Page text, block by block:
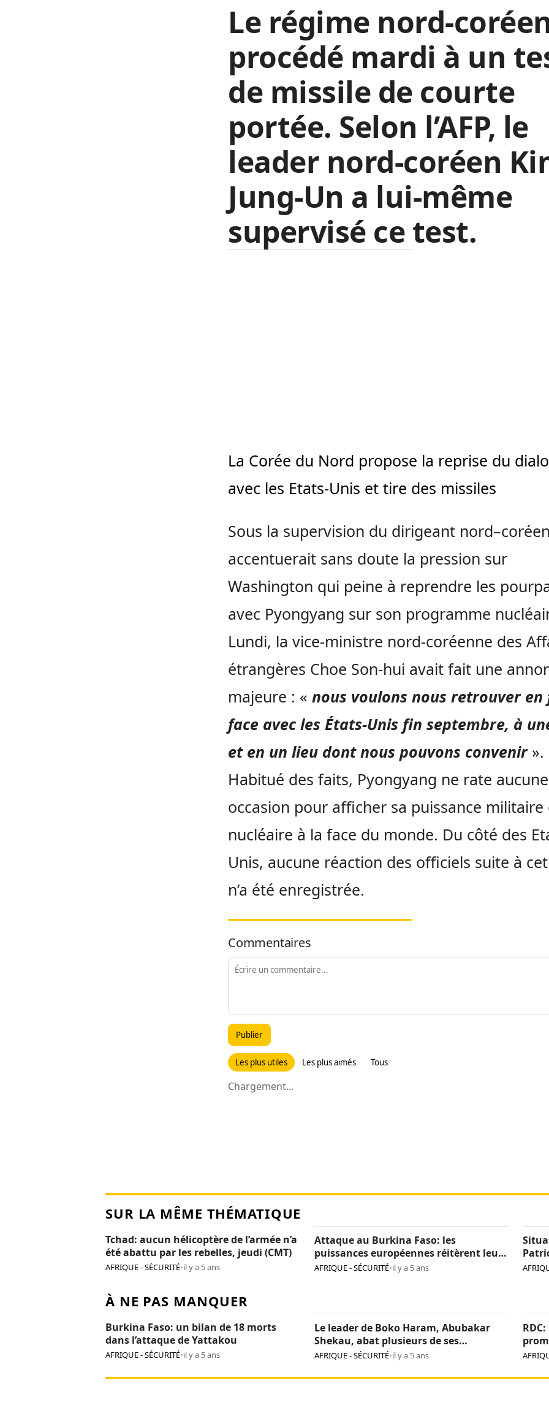
Le régime nord-
procédé mardi à un
de missile de courte
portée. Selon l’AFP, le
leader nord-coréen
Jung-Un a lui-même
supervisé ce test.
La Corée du Nord propose la reprise du
avec les Etats-Unis et tire des missiles
Sous la supervision du dirigeant
accentuerait sans doute la pression sur
Washington qui peine à reprendre les
avec Pyongyang sur son programme
Lundi, la vice-ministre nord-coréenne des
étrangères Choe Son-hui avait fait une
majeure : « nous voulons nous retrouver en
face avec les États-Unis fin septembre, à
et en un lieu dont nous pouvons convenir ».
Habitué des faits, Pyongyang ne rate aucune
occasion pour afficher sa puissance militaire
nucléaire à la face du monde. Du côté des
Unis, aucune réaction des officiels suite à
n’a été enregistrée.
Commentaires
Publier
Les plus utiles Les plus aimés Tous
Chargement...
SUR LA MÊME THÉMATIQUE
Tchad: aucun hélicoptère de l’armée n’a
été abattu par les rebelles, jeudi (CMT)
AFRIQUE - SÉCURITÉ•il y a 5 ans
Attaque au Burkina Faso: les
puissances européennes réitèrent leur
détermination face au terrorisme
AFRIQUE - SÉCURITÉ•il y a 5 ans
À NE PAS MANQUER
Burkina Faso: un bilan de 18 morts
dans l’attaque de Yattakou
AFRIQUE - SÉCURITÉ•il y a 5 ans
Le leader de Boko Haram, Abubakar
Shekau, abat plusieurs de ses
commandants
AFRIQUE - SÉCURITÉ•il y a 5 ans